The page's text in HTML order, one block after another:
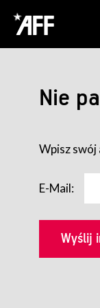
Nie
Wpisz swój
E-Mail: